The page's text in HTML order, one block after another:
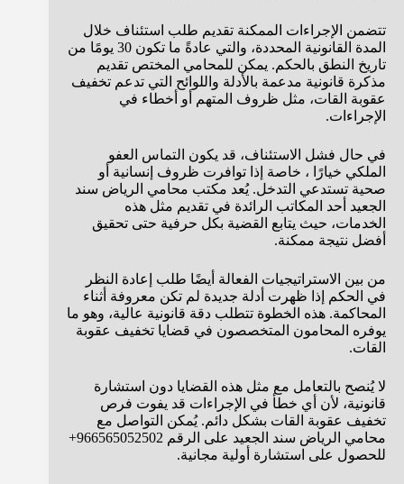
تتضمن الإجراءات الممكنة تقديم طلب استئناف خلال
المدة القانونية المحددة، والتي عادةً ما تكون 30 يومًا من
تاريخ النطق بالحكم. يمكن للمحامي المختص تقديم
مذكرة قانونية مدعمة بالأدلة واللوائح التي تدعم تخفيف
عقوبة القات، مثل ظروف المتهم أو أخطاء في
الإجراءات.
في حال فشل الاستئناف، قد يكون التماس العفو
الملكي خيارًا ، خاصة إذا توافرت ظروف إنسانية أو
صحية تستدعي التدخل. يُعد مكتب محامي الرياض سند
الجعيد أحد المكاتب الرائدة في تقديم مثل هذه
الخدمات، حيث يتابع القضية بكل حرفية حتى تحقيق
أفضل نتيجة ممكنة.
من بين الاستراتيجيات الفعالة أيضًا طلب إعادة النظر
في الحكم إذا ظهرت أدلة جديدة لم تكن معروفة أثناء
المحاكمة. هذه الخطوة تتطلب دقة قانونية عالية، وهو ما
يوفره المحامون المتخصصون في قضايا تخفيف عقوبة
القات.
لا يُنصح بالتعامل مع مثل هذه القضايا دون استشارة
قانونية، لأن أي خطأ في الإجراءات قد يفوت فرص
تخفيف عقوبة القات بشكل دائم. يُمكن التواصل مع
محامي الرياض سند الجعيد على الرقم 966565052502+
للحصول على استشارة أولية مجانية.